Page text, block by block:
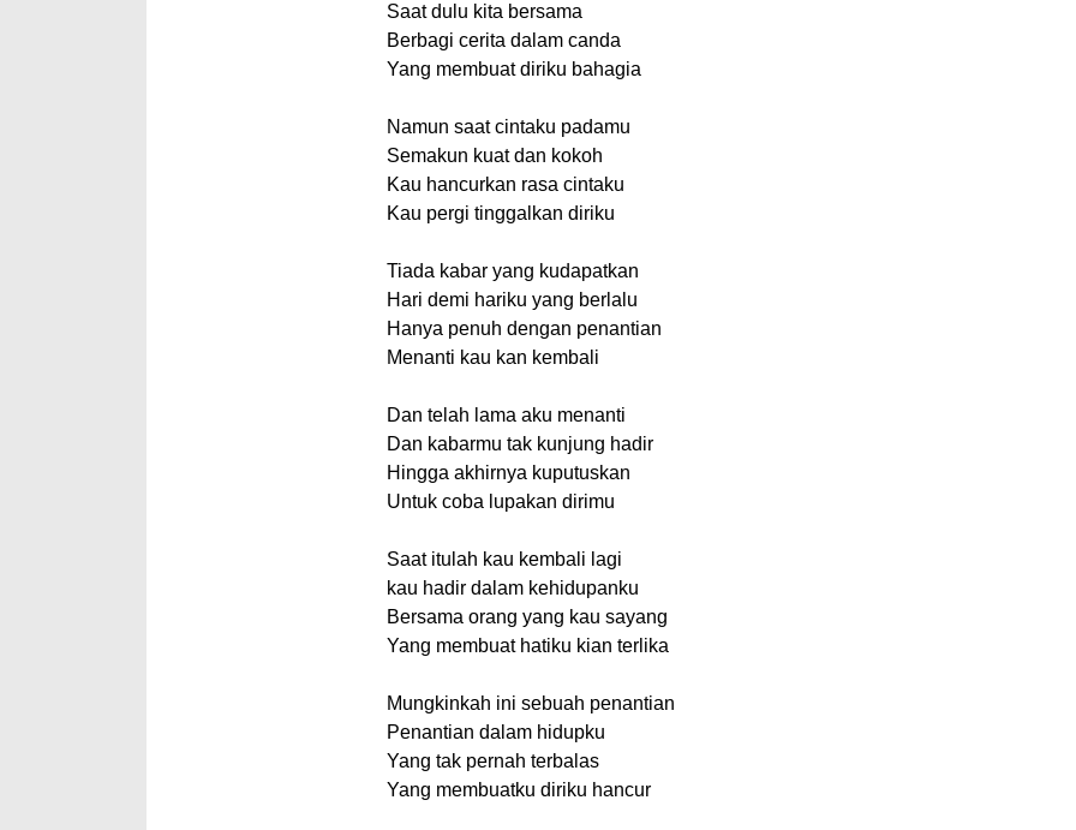
Saat dulu kita bersama
Berbagi cerita dalam canda
Yang membuat diriku bahagia
Namun saat cintaku padamu
Semakun kuat dan kokoh
Kau hancurkan rasa cintaku
Kau pergi tinggalkan diriku
Tiada kabar yang kudapatkan
Hari demi hariku yang berlalu
Hanya penuh dengan penantian
Menanti kau kan kembali
Dan telah lama aku menanti
Dan kabarmu tak kunjung hadir
Hingga akhirnya kuputuskan
Untuk coba lupakan dirimu
Saat itulah kau kembali lagi
kau hadir dalam kehidupanku
Bersama orang yang kau sayang
Yang membuat hatiku kian terlika
Mungkinkah ini sebuah penantian
Penantian dalam hidupku
Yang tak pernah terbalas
Yang membuatku diriku hancur